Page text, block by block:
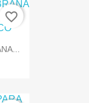
favorite_border